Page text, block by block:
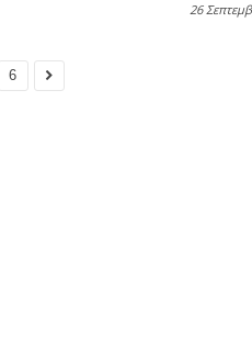
26
6